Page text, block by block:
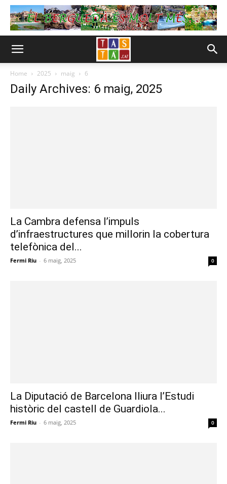
Home 2025 maig 6
Daily Archives: 6 maig, 2025
La Cambra defensa l’impuls
d’infraestructures que millorin la cobertura
telefònica del...
Fermi Riu - 6 maig, 2025 0
La Diputació de Barcelona lliura l’Estudi
històric del castell de Guardiola...
Fermi Riu - 6 maig, 2025 0